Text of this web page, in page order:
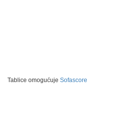
Tablice omogućuje Sofascore